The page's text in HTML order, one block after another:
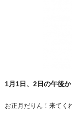
1月1日、2日の午後
お正月だりん！来てく